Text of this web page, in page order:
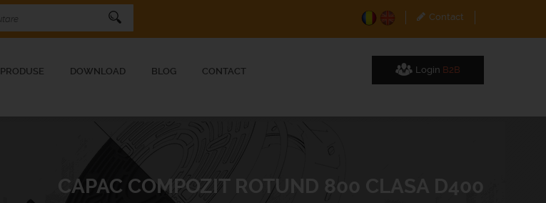
Contact
Login B2B
PRODUSE DOWNLOAD BLOG CONTACT
CAPAC COMPOZIT ROTUND 800 CLASA D400